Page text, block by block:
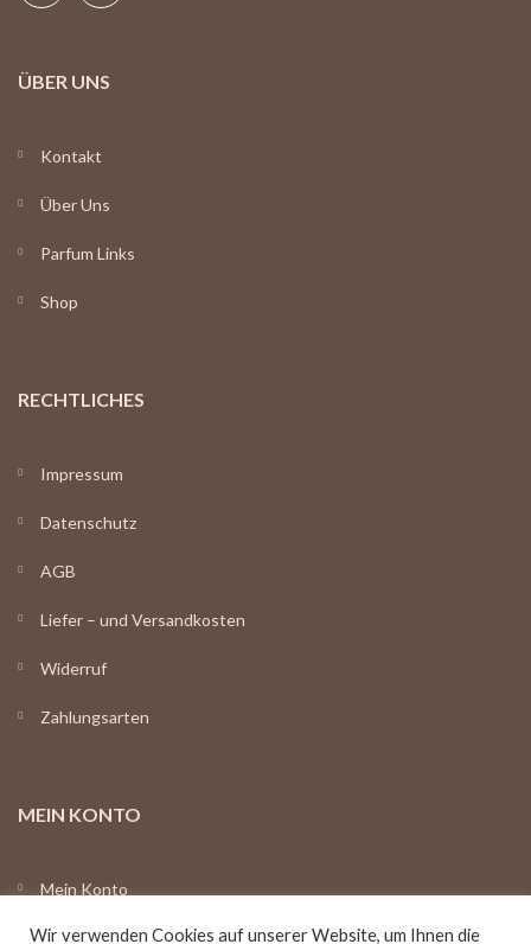
ÜBER UNS
Kontakt
Über Uns
Parfum Links
Shop
RECHTLICHES
Impressum
Datenschutz
AGB
Liefer – und Versandkosten
Widerruf
Zahlungsarten
MEIN KONTO
Mein Konto
Registrieren
Wir verwenden Cookies auf unserer Website, um Ihnen die